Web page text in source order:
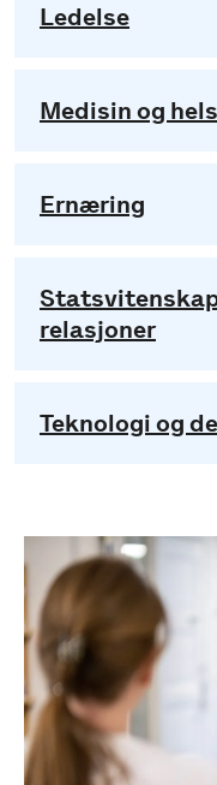
Ledelse
Medisin og
Ernæring
relasjoner
Teknologi og